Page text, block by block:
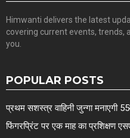
Himwanti delivers the latest
covering current events,
you.
POPULAR POSTS
प्रथम सशस्त्र वाहिनी जुन्गा मनाएगी
फिंगरप्रिंट पर एक माह का प्रशिक्षण